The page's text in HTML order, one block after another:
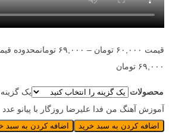
قیمت ۶۰,۰۰۰ تومان – ۶۹,۰۰۰ تومان
۶۹,۰۰۰ تومان
محصولات
یک گزینه
آموزش آهنگ من فدا علیرضا روزگار با پیانو عدد
اضافه کردن به سبد خرید اضافه کردن به سبد